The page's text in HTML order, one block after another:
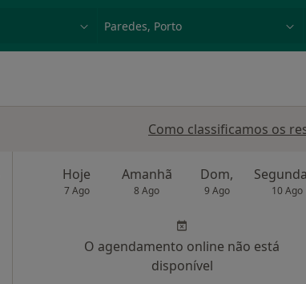
Como classificamos os
Hoje
7 Ago
Amanhã
8 Ago
Dom,
9 Ago 10 Ago
O agendamento online não está
disponível